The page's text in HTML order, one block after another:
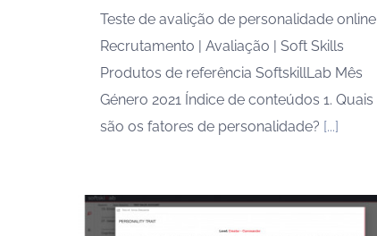
Teste de avalição de personalidade online
Recrutamento | Avaliação | Soft Skills
Produtos de referência SoftskillLab Mês
Género 2021 Índice de conteúdos 1. Quais
são os fatores de personalidade? [...]